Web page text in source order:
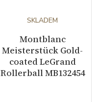
SKLADEM
Montblanc
Meisterstück Gold-
coated LeGrand
Rollerball MB132454